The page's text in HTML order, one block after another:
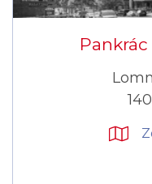
Pankrác